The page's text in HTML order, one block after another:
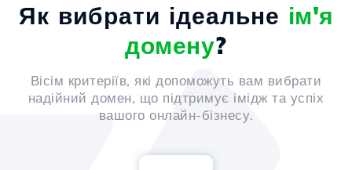
Як вибрати ідеальне ім'я
домену?
Вісім критеріїв, які допоможуть вам вибрати
надійний домен, що підтримує імідж та успіх
вашого онлайн-бізнесу.